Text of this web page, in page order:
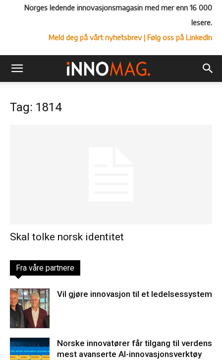
Norges ledende innovasjonsmagasin med mer enn 16 000
lesere.
Meld deg på vårt nyhetsbrev| Følg oss på LinkedIn
Tag: 1814
Skal tolke norsk identitet
Fra våre partnere
Vil gjøre innovasjon til et ledelsessystem
Norske innovatører får tilgang til verdens
mest avanserte AI-innovasjonsverktøy